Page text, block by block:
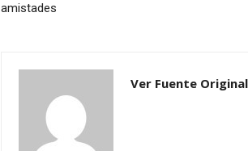
amistades
Ver Fuente Original